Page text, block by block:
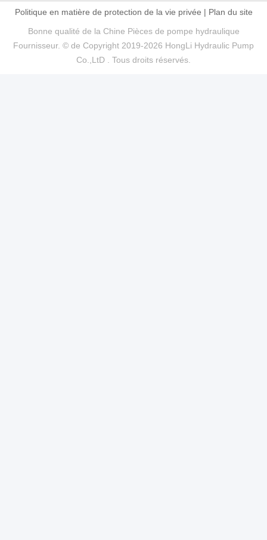
Politique en matière de protection de la vie privée | Plan du site
Bonne qualité de la Chine Pièces de pompe hydraulique
Fournisseur. © de Copyright 2019-2026 HongLi Hydraulic Pump
Co.,LtD . Tous droits réservés.